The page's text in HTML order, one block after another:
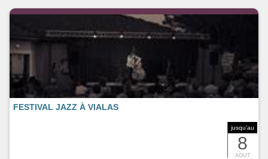
jusqu'au
8
AOUT
FESTIVAL JAZZ À VIALAS